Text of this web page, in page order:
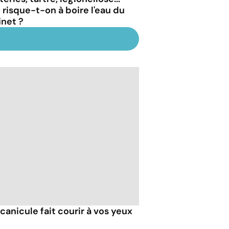
risque-t-on à boire l'eau du
?
fait courir à vos yeux